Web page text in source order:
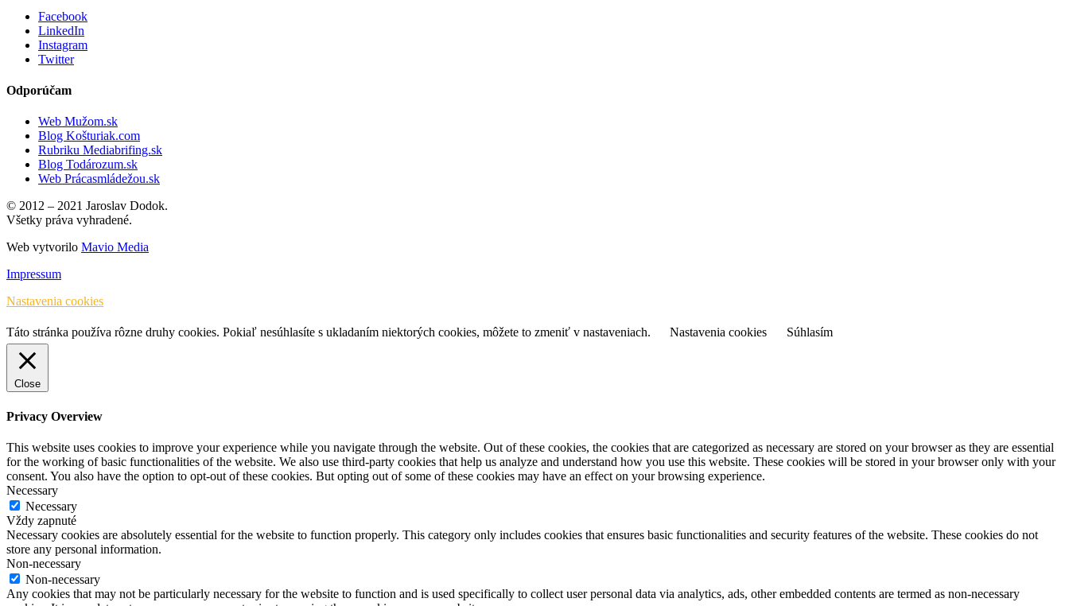
Facebook
LinkedIn
Instagram
Twitter
Odporúčam
Web Mužom.sk
Blog Košturiak.com
Rubriku Mediabrifing.sk
Blog Todározum.sk
Web Prácasmládežou.sk
© 2012 – 2021 Jaroslav Dodok.
Všetky práva vyhradené.
Web vytvorilo Mavio Media
Impressum
Nastavenia cookies
Táto stránka používa rôzne druhy cookies. Pokiaľ nesúhlasíte s ukladaním niektorých cookies, môžete to zmeniť v nastaveniach. Nastavenia cookies Súhlasím
Close
Privacy Overview
This website uses cookies to improve your experience while you navigate through the website. Out of these cookies, the cookies that are categorized as necessary are stored on your browser as they are essential
for the working of basic functionalities of the website. We also use third-party cookies that help us analyze and understand how you use this website. These cookies will be stored in your browser only with your
consent. You also have the option to opt-out of these cookies. But opting out of some of these cookies may have an effect on your browsing experience.
Necessary
Necessary
Vždy zapnuté
Necessary cookies are absolutely essential for the website to function properly. This category only includes cookies that ensures basic functionalities and security features of the website. These cookies do not
store any personal information.
Non-necessary
Non-necessary
Any cookies that may not be particularly necessary for the website to function and is used specifically to collect user personal data via analytics, ads, other embedded contents are termed as non-necessary